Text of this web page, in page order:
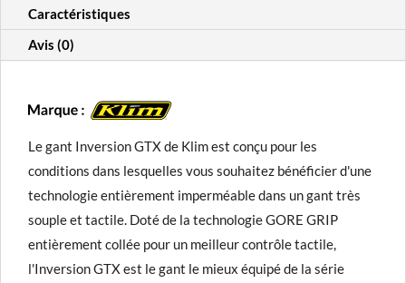
Caractéristiques
Avis (0)
Le gant Inversion GTX de Klim est conçu pour les
conditions dans lesquelles vous souhaitez bénéficier d'une
technologie entièrement imperméable dans un gant très
souple et tactile. Doté de la technologie GORE GRIP
entièrement collée pour un meilleur contrôle tactile,
l'Inversion GTX est le gant le mieux équipé de la série